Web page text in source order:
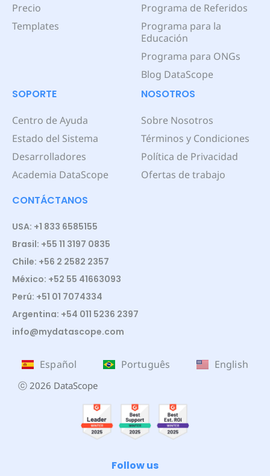
Precio
Templates
Programa de Referidos
Programa para la
Educación
Programa para ONGs
Blog DataScope
SOPORTE
Centro de Ayuda
Estado del Sistema
Desarrolladores
Academia DataScope
NOSOTROS
Sobre Nosotros
Términos y Condiciones
Política de Privacidad
Ofertas de trabajo
CONTÁCTANOS
USA: +1 833 6585155
Brasil: +55 11 3197 0835
Chile: +56 2 2582 2357
México: +52 55 41663093
Perú: +51 01 7074334
Argentina: +54 011 5236 2397
info@mydatascope.com
Español Português English
ⓒ 2026 DataScope
Follow us